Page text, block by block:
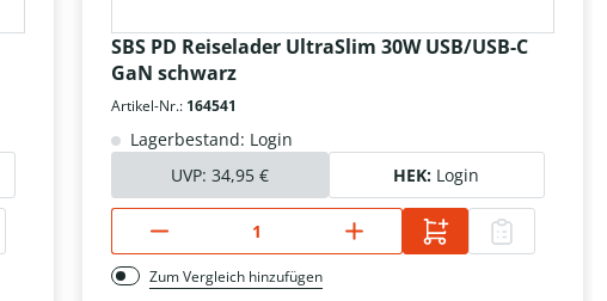
SBS PD Reiselader UltraSlim 30W USB/USB-C
GaN schwarz
Artikel-Nr.: 164541
Lagerbestand: Login
UVP: 34,95 € HEK: Login
Zum Vergleich hinzufügen